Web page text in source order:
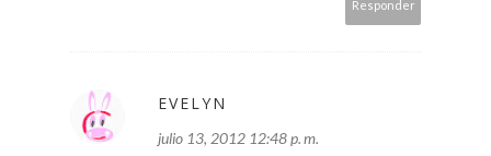
Responder
EVELYN
julio 13, 2012 12:48 p. m.